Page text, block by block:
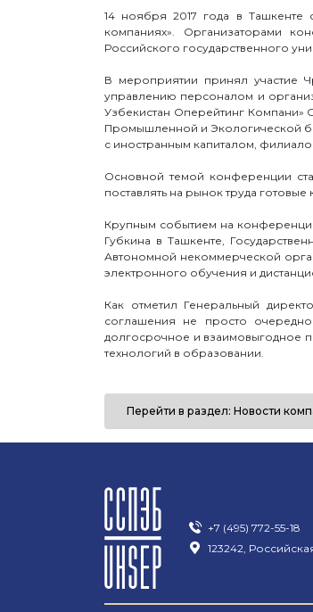
14 ноября 2017 года в Ташкенте
компаниях». Организаторами
Российского государственного
В мероприятии принял участие
управлению персоналом и
Узбекистан Оперейтинг
Промышленной и Экологической
с иностранным капиталом,
Основной темой конференции
поставлять на рынок труда
Крупным событием на
Губкина в Ташкенте,
Автономной некоммерческой
электронного обучения и
Как отметил Генеральный
соглашения не просто
долгосрочное и взаимовыгодное
технологий в образовании.
Перейти в раздел: Новости
+7 (495) 772-55-18
123242,